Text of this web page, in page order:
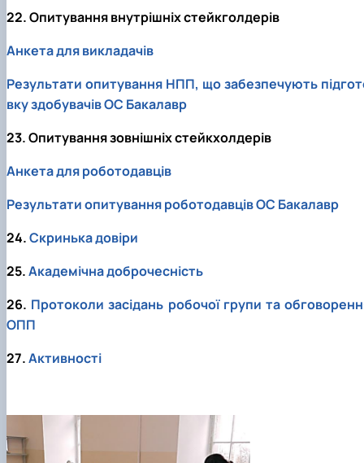
22. Опитування внутрішніх стейкголдерів
Анкета для викладачів
Результати опитування НПП, що забезпечують
вку здобувачів ОС Бакалавр
23. Опитування зовнішніх стейкхолдерів
Анкета для роботодавців
Результати опитування роботодавців ОС Бакалавр
24.Скринька довіри
25.Академічна доброчесність
26. Протоколи засідань робочої групи та
ОПП
27.Активності